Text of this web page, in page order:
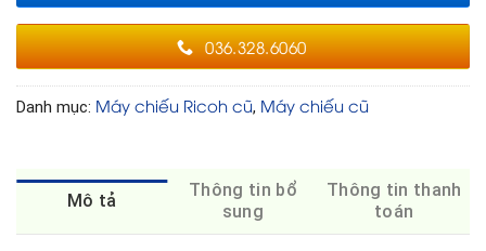
036.328.6060
Danh mục: Máy chiếu Ricoh cũ, Máy chiếu cũ
Mô tả
Thông tin bổ
sung
Thông tin thanh
toán